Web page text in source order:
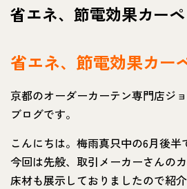
省エネ、節電効果カー
省エネ、節電効果カー
京都のオーダーカーテン専門店ジ
ブログです。
こんにちは。梅雨真只中の6月後半
今回は先般、取引メーカーさんの
床材も展示しておりましたので紹